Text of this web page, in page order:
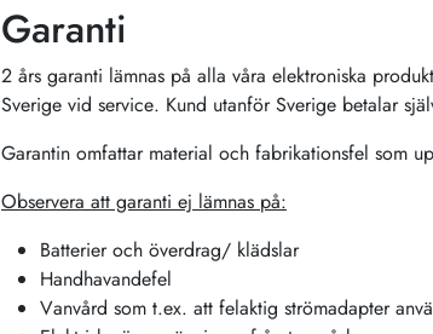
Garanti
2 års garanti lämnas på alla våra elektroniska
Sverige vid service. Kund utanför Sverige betalar
Garantin omfattar material och fabrikationsfel som
Observera att garanti ej lämnas på:
Batterier och överdrag/ klädslar
Handhavandefel
Vanvård som t.ex. att felaktig strömadapter